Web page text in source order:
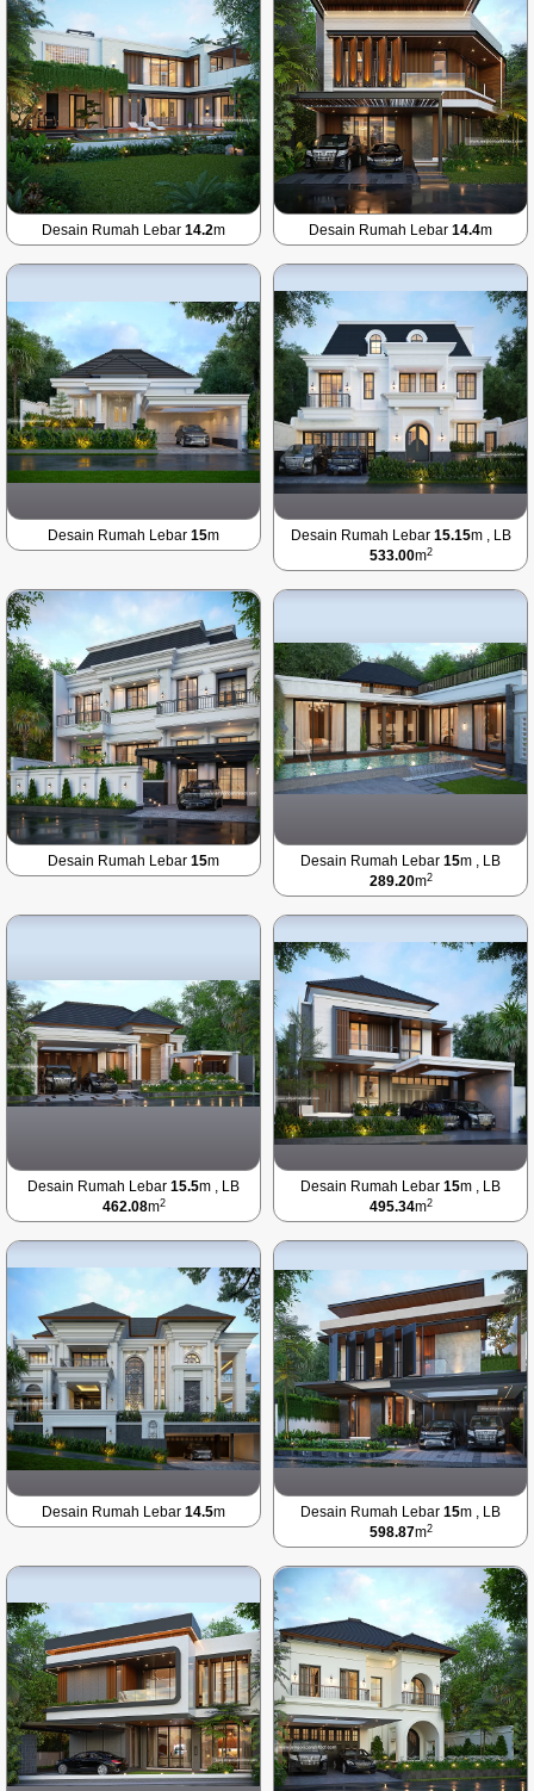
Desain Rumah Lebar 14.2m Desain Rumah Lebar 14.4m
Desain Rumah Lebar 15m Desain Rumah Lebar 15.15m , LB
533.00m2
Desain Rumah Lebar 15m Desain Rumah Lebar 15m , LB
289.20m2
Desain Rumah Lebar 15.5m , LB
462.08m2
Desain Rumah Lebar 15m , LB
495.34m2
Desain Rumah Lebar 14.5m Desain Rumah Lebar 15m , LB
598.87m2